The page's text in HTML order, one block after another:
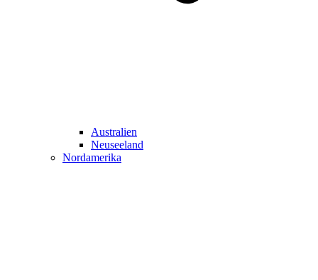
Australien
Neuseeland
Nordamerika